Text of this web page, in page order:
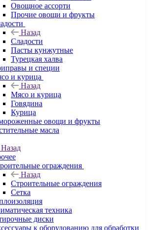
Овощное ассорти
Прочие овощи и фрукты
Назад
Сладости
Пасты кунжутные
Турецкая халва
и специи
и курица
Назад
Мясо и курица
Говядина
Курица
овощи и фрукты
масла
Назад
ограждения
Назад
Строительные ограждения
Сетка
техника
диски
к оборудованию для обработки